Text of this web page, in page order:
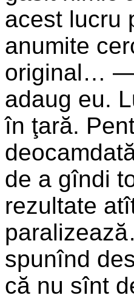
acest lucru
anumite
original… —
adaug eu.
în ţară.
de a gîndi
rezultate
spunînd
că nu sînt